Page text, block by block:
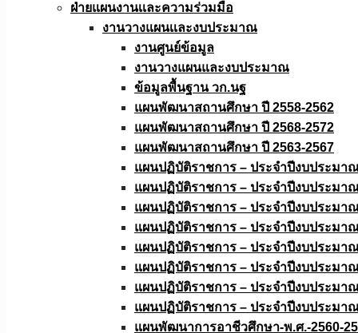
ฝ่ายแผนงานเเละความร่วมมือ
งานวางแผนเเละงบประมาณ
งานศูนย์ข้อมูล
งานวางแผนและงบประมาณ
ข้อมูลพื้นฐาน วก.นฐ
แผนพัฒนาสถานศึกษา ปี 2558-2562
แผนพัฒนาสถานศึกษา ปี 2568-2572
แผนพัฒนาสถานศึกษา ปี 2563-2567
แผนปฏิบัติราชการ – ประจำปีงบประมา
แผนปฏิบัติราชการ – ประจำปีงบประมา
แผนปฏิบัติราชการ – ประจำปีงบประมา
แผนปฏิบัติราชการ – ประจำปีงบประมา
แผนปฏิบัติราชการ – ประจำปีงบประมา
แผนปฏิบัติราชการ – ประจำปีงบประมา
แผนปฏิบัติราชการ – ประจำปีงบประมา
แผนปฏิบัติราชการ – ประจำปีงบประมา
แผนพัฒนาการอาชีวศึกษา-พ.ศ.-2560-